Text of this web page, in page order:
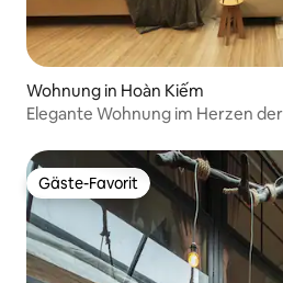
Wohnung in Hoàn Kiếm
Elegante Wohnung im Herzen
Gäste-Favorit
Gäste-Favorit